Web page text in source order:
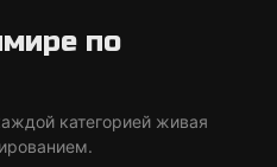
по
категорией живая